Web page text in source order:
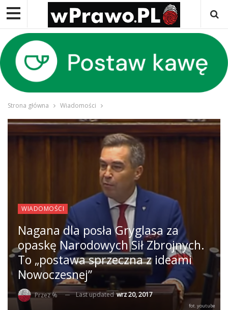
Strona główna Wiadomości
WIADOMOŚCI
Nagana dla posła Gryglasa za
opaskę Narodowych Sił Zbrojnych.
To „postawa sprzeczna z ideami
Nowoczesnej”
Przez % Last updatedwrz 20, 2017
fot. youtube